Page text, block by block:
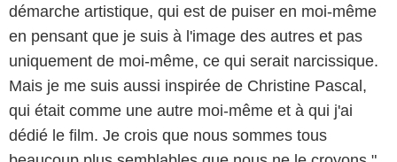
démarche artistique, qui est de puiser en moi-même
en pensant que je suis à l'image des autres et pas
uniquement de moi-même, ce qui serait narcissique.
Mais je me suis aussi inspirée de Christine Pascal,
qui était comme une autre moi-même et à qui j'ai
dédié le film. Je crois que nous sommes tous